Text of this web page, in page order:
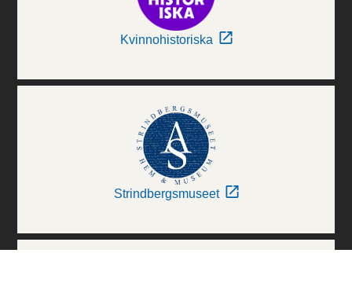
Kvinnohistoriska
Strindbergsmuseet